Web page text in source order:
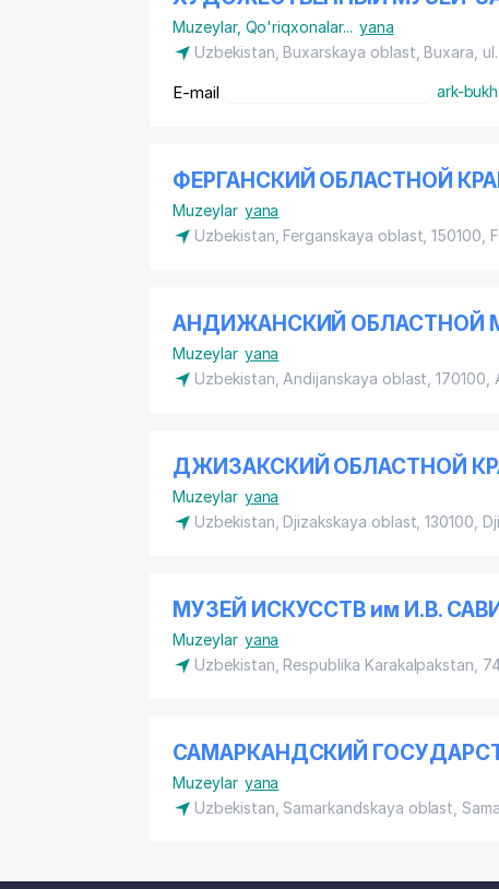
Muzeylar, Qo'riqxonalar... yana
Uzbekistan, Buxarskaya oblast, Buxara,
E-mail ark-
ФЕРГАНСКИЙ ОБЛАСТНОЙ
Muzeylar yana
Uzbekistan, Ferganskaya oblast, 150100,
АНДИЖАНСКИЙ ОБЛАСТНОЙ
Muzeylar yana
Uzbekistan, Andijanskaya oblast, 170100,
ДЖИЗАКСКИЙ ОБЛАСТНОЙ
Muzeylar yana
Uzbekistan, Djizakskaya oblast, 130100,
МУЗЕЙ ИСКУССТВ им И.В.
Muzeylar yana
Uzbekistan, Respublika Karakalpakstan,
САМАРКАНДСКИЙ
Muzeylar yana
Uzbekistan, Samarkandskaya oblast,